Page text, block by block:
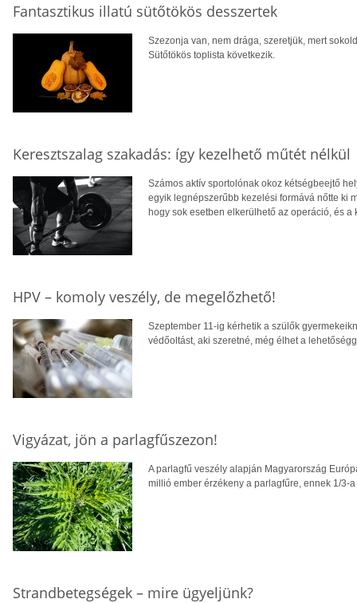
Fantasztikus illatú sütőtökös desszertek
Szezonja van, nem drága, szeretjük, mert
Sütőtökös toplista következik.
Keresztszalag szakadás: így kezelhető műtét nélkül
Számos aktív sportolónak okoz kétségbeejtő
egyik legnépszerűbb kezelési formává nőtte ki
hogy sok esetben elkerülhető az operáció, és
HPV – komoly veszély, de megelőzhető!
Szeptember 11-ig kérhetik a szülők
védőoltást, aki szeretné, még élhet a
Vigyázat, jön a parlagfűszezon!
A parlagfű veszély alapján Magyarország
millió ember érzékeny a parlagfűre, ennek 1/3-
Strandbetegségek – mire ügyeljünk?